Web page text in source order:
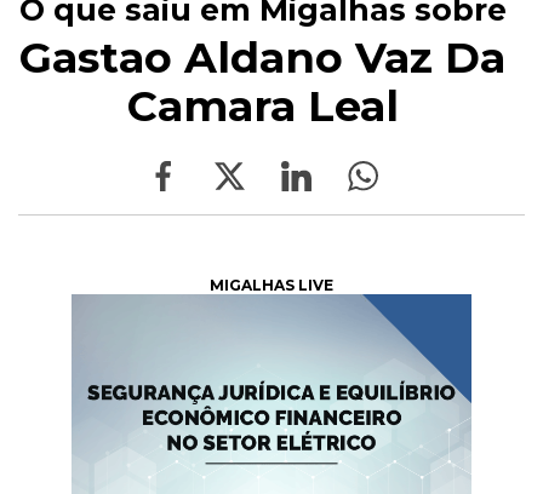
O que saiu em Migalhas sobre
Gastao Aldano Vaz Da
Camara Leal
MIGALHAS LIVE